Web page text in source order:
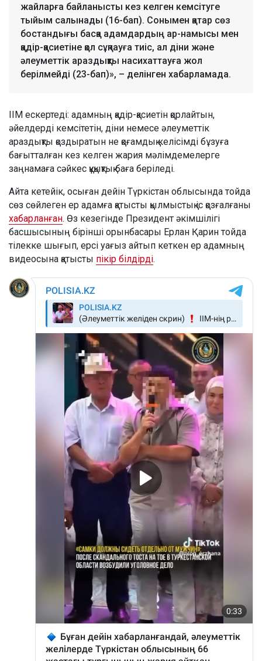
жайларға байланысты кез келген кемсітуге
тыйым салынады (16-бап). Сонымен қатар сөз
бостандығы басқа адамдардың ар-намысы мен
қадір-қасиетіне қол сұқпауға тиіс, ал діни және
әлеуметтік араздықты насихаттауға жол
берілмейді (23-бап)», – делінген хабарламада.
ІІМ ескертеді: адамның қадір-қасиетін қорлайтын,
әйелдерді кемсітетін, діни немесе әлеуметтік
араздықты қоздыратын не қоғамдық келісімді бұзуға
бағытталған кез келген жария мәлімдемелерге
заңнамаға сәйкес құқықтық баға беріледі.
Айта кетейік, осыған дейін Түркістан облысында тойда
сөз сөйлеген ер адамға қатысты қылмыстық іс қозғалғаны
хабарланған. Өз кезегінде Президент әкімшілігі
басшысының бірінші орынбасары Ерлан Қарин тойда
тілекке шығып, ерсі уағыз айтып кеткен ер адамның
видеосына қатысты пікір білдірді.